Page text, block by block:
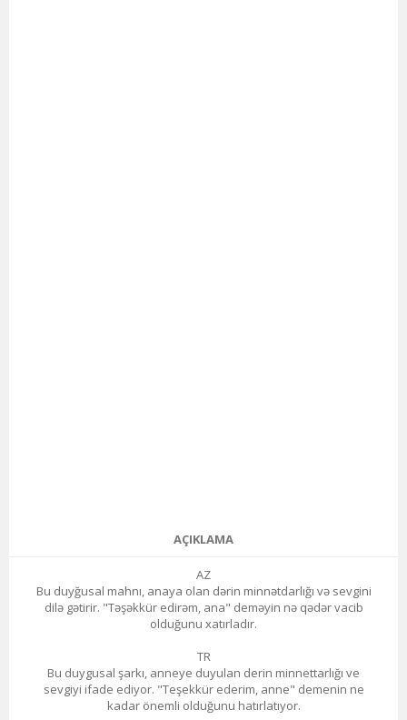
AÇIKLAMA
AZ
Bu duyğusal mahnı, anaya olan dərin minnətdarlığı və sevgini
dilə gətirir. "Təşəkkür edirəm, ana" deməyin nə qədər vacib
olduğunu xatırladır.
TR
Bu duygusal şarkı, anneye duyulan derin minnettarlığı ve
sevgiyi ifade ediyor. "Teşekkür ederim, anne" demenin ne
kadar önemli olduğunu hatırlatıyor.